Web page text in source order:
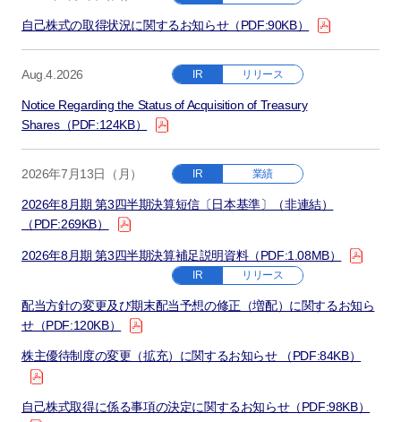
自己株式の取得状況に関するお知らせ（PDF:90KB）
Aug.4.2026 IR リリース
Notice Regarding the Status of Acquisition of Treasury
Shares（PDF:124KB）
2026年7月13日（月） IR 業績
2026年8月期 第3四半期決算短信〔日本基準〕（非連結）
（PDF:269KB）
2026年8月期 第3四半期決算補足説明資料（PDF:1.08MB）
IR リリース
配当方針の変更及び期末配当予想の修正（増配）に関するお知ら
せ（PDF:120KB）
株主優待制度の変更（拡充）に関するお知らせ （PDF:84KB）
自己株式取得に係る事項の決定に関するお知らせ（PDF:98KB）